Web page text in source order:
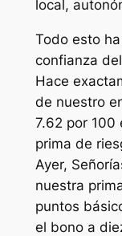
local,
Todo esto
confianza
Hace
de nuestro
7.62 por 100
prima de
Ayer,
nuestra
puntos
el bono a